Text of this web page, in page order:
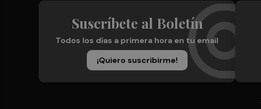
Suscríbete al Boletín
Todos los días a primera hora en tu email
¡Quiero suscribirme!